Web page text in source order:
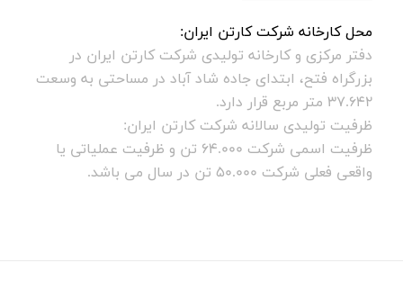
محل کارخانه شرکت کارتن ایران:
دفتر مرکزی و کارخانه تولیدی شرکت کارتن ایران در
بزرگراه فتح، ابتدای جاده شاد آباد در مساحتی به وسعت
37.642 متر مربع قرار دارد.
ظرفیت تولیدی سالانه شرکت کارتن ایران:
ظرفیت اسمی شرکت 64.000 تن و ظرفیت عملیاتی یا
واقعی فعلی شرکت 50.000 تن در سال می باشد.